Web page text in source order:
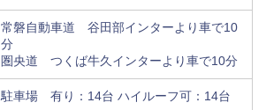
常磐自動車道 谷田部インターより車で10
分
圏央道 つくば牛久インターより車で10分
駐車場 有り：14台 ハイルーフ可：14台